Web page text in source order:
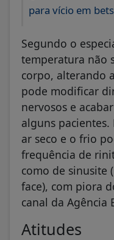
para vício em bets
Segundo o
temperatura não
corpo, alterando
pode modificar
nervosos e
alguns pacientes.
ar seco e o frio
frequência de
como de sinusite
face), com piora
canal da Agência
Atitudes